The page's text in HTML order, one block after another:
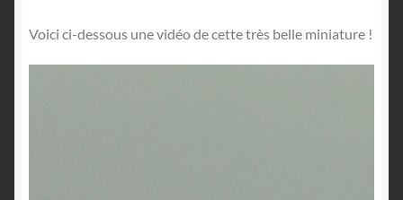
Voici ci-dessous une vidéo de cette très belle miniature !